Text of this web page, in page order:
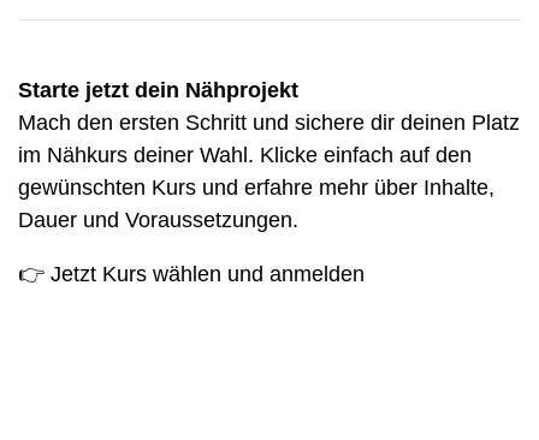
Starte jetzt dein Nähprojekt
Mach den ersten Schritt und sichere dir deinen Platz
im Nähkurs deiner Wahl. Klicke einfach auf den
gewünschten Kurs und erfahre mehr über Inhalte,
Dauer und Voraussetzungen.
👉 Jetzt Kurs wählen und anmelden